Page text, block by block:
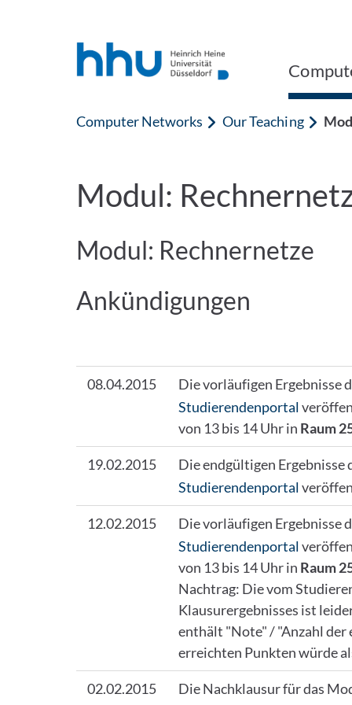
Computer Networks Our Teaching
Modul:
Modul: Rechnernetze
Ankündigungen
08.04.2015
Die vorläufigen Ergebnisse
Studierendenportal
von 13 bis 14 Uhr in Raum
19.02.2015
Die endgültigen
Studierendenportal
12.02.2015
Die vorläufigen Ergebnisse
Studierendenportal
von 13 bis 14 Uhr in Raum
Nachtrag: Die vom
Klausurergebnisses ist
enthält "Note" / "Anzahl der
erreichten Punkten würde
02.02.2015
Die Nachklausur für das